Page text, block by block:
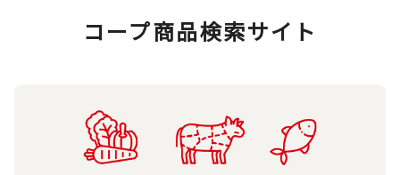
コープ商品検索サイト